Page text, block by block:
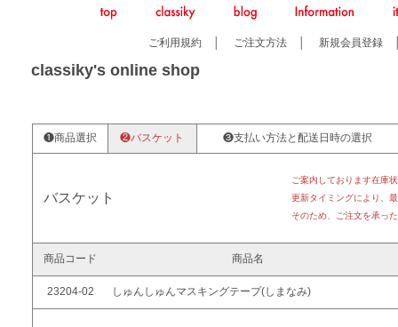
ご利用規約 ご注文方法 新規会員登録
classiky's online shop
❶商品選択 ❷バスケット ❸支払い方法と配送日時の選択
バスケット
ご案内しております在庫
更新タイミングにより、
そのため、ご注文を承っ
商品コード 商品名
23204-02 しゅんしゅんマスキングテープ(しまなみ)